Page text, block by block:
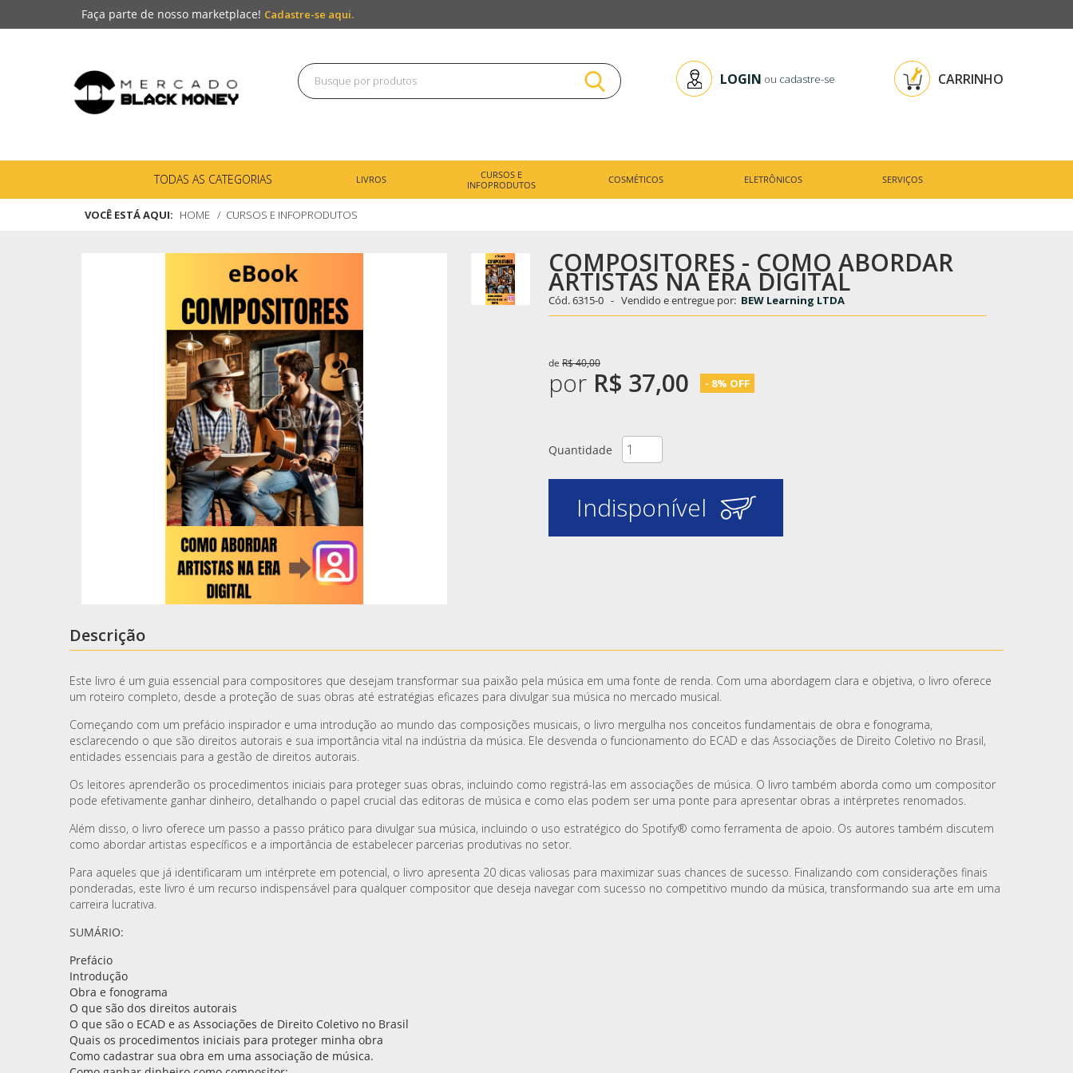
Faça parte de nosso marketplace! Cadastre-se aqui.
LOGIN ou cadastre-se CARRINHO
TODAS AS CATEGORIAS LIVROS
CURSOS E
INFOPRODUTOS
COSMÉTICOS ELETRÔNICOS SERVIÇOS
VOCÊ ESTÁ AQUI: HOME CURSOS E INFOPRODUTOS
COMPOSITORES - COMO ABORDAR
ARTISTAS NA ERA DIGITAL
Cód.6315-0 - Vendido e entregue por: BEW Learning LTDA
de R$ 40,00
por R$ 37,00 - 8% OFF
Quantidade
Indisponível
Descrição
Este livro é um guia essencial para compositores que desejam transformar sua paixão pela música em uma fonte de renda. Com uma abordagem clara e objetiva, o livro oferece
um roteiro completo, desde a proteção de suas obras até estratégias eficazes para divulgar sua música no mercado musical.
Começando com um prefácio inspirador e uma introdução ao mundo das composições musicais, o livro mergulha nos conceitos fundamentais de obra e fonograma,
esclarecendo o que são direitos autorais e sua importância vital na indústria da música. Ele desvenda o funcionamento do ECAD e das Associações de Direito Coletivo no Brasil,
entidades essenciais para a gestão de direitos autorais.
Os leitores aprenderão os procedimentos iniciais para proteger suas obras, incluindo como registrá-las em associações de música. O livro também aborda como um compositor
pode efetivamente ganhar dinheiro, detalhando o papel crucial das editoras de música e como elas podem ser uma ponte para apresentar obras a intérpretes renomados.
Além disso, o livro oferece um passo a passo prático para divulgar sua música, incluindo o uso estratégico do Spotify® como ferramenta de apoio. Os autores também discutem
como abordar artistas específicos e a importância de estabelecer parcerias produtivas no setor.
Para aqueles que já identificaram um intérprete em potencial, o livro apresenta 20 dicas valiosas para maximizar suas chances de sucesso. Finalizando com considerações finais
ponderadas, este livro é um recurso indispensável para qualquer compositor que deseja navegar com sucesso no competitivo mundo da música, transformando sua arte em uma
carreira lucrativa.
SUMÁRIO:
Prefácio
Introdução
Obra e fonograma
O que são dos direitos autorais
O que são o ECAD e as Associações de Direito Coletivo no Brasil
Quais os procedimentos iniciais para proteger minha obra
Como cadastrar sua obra em uma associação de música.